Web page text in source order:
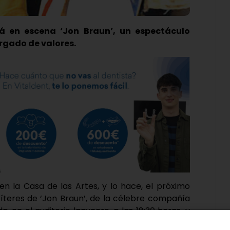
escena ‘Jon Braun’, un espectáculo
de valores.
la Casa de las Artes, y lo hace, el próximo
de ‘Jon Braun’, de la célebre compañía
en el auditorio lagunero, a las 18:30 horas, y